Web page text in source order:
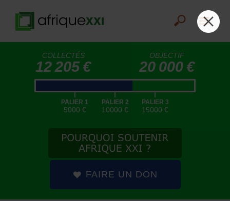
COLLECTÉS
12 205 €
OBJECTIF
20 000 €
|
PALIER 1
5000 €
|
PALIER 2
10000 €
|
PALIER 3
15000 €
FAIRE UN DON